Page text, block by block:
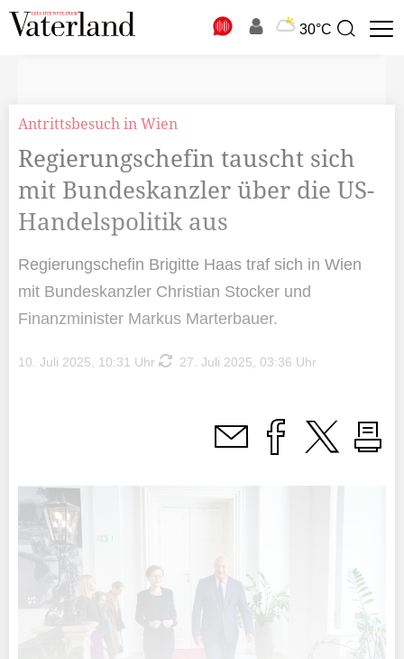
30°C
Suchbegriff
Antrittsbesuch in Wien
Regierungschefin tauscht sich
mit Bundeskanzler über die US-
Handelspolitik aus
Regierungschefin Brigitte Haas traf sich in Wien
mit Bundeskanzler Christian Stocker und
Finanzminister Markus Marterbauer.
10. Juli 2025, 10:31 Uhr 27. Juli 2025, 03:36 Uhr